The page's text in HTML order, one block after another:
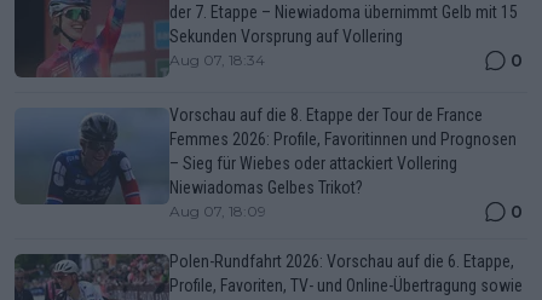
der 7. Etappe – Niewiadoma übernimmt Gelb mit 15
Sekunden Vorsprung auf Vollering
Aug 07, 18:34 0
Vorschau auf die 8. Etappe der Tour de France
Femmes 2026: Profile, Favoritinnen und Prognosen
– Sieg für Wiebes oder attackiert Vollering
Niewiadomas Gelbes Trikot?
Aug 07, 18:09 0
Polen-Rundfahrt 2026: Vorschau auf die 6. Etappe,
Profile, Favoriten, TV- und Online-Übertragung sowie